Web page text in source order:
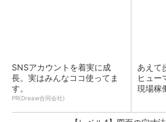
SNSアカウントを着実に成
長。実はみんなココ使ってま
す。
PR(Dreaw合同会社)
あえ
ヒュー
現場稼